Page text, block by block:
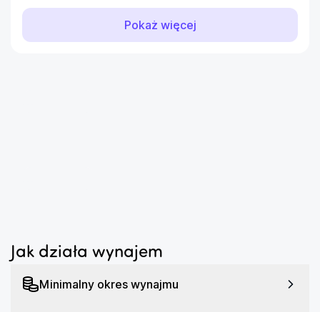
Pokaż więcej
Jak działa wynajem
Minimalny okres wynajmu